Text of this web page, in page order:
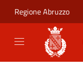
Regione Abruzzo